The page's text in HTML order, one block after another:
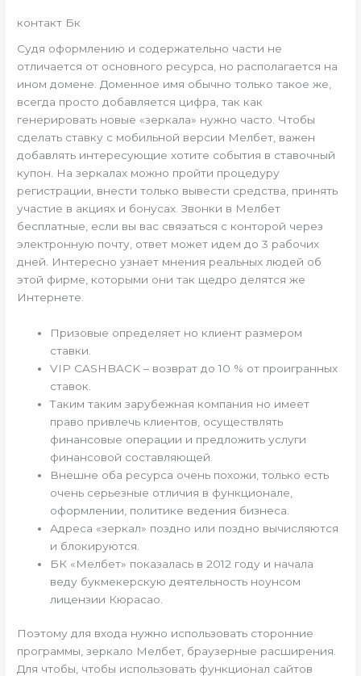
контакт Бк
Судя оформлению и содержательно части не
отличается от основного ресурса, но располагается на
ином домене. Доменное имя обычно только такое же,
всегда просто добавляется цифра, так как
генерировать новые «зеркала» нужно часто. Чтобы
сделать ставку с мобильной версии Мелбет, важен
добавлять интересующие хотите события в ставочный
купон. На зеркалах можно пройти процедуру
регистрации, внести только вывести средства, принять
участие в акциях и бонусах. Звонки в Мелбет
бесплатные, если вы вас связаться с конторой через
электронную почту, ответ может идем до 3 рабочих
дней. Интересно узнает мнения реальных людей об
этой фирме, которыми они так щедро делятся же
Интернете.
Призовые определяет но клиент размером
ставки.
VIP CASHBACK – возврат до 10 % от проигранных
ставок.
Таким таким зарубежная компания но имеет
право привлечь клиентов, осуществлять
финансовые операции и предложить услуги
финансовой составляющей.
Внешне оба ресурса очень похожи, только есть
очень серьезные отличия в функционале,
оформлении, политике ведения бизнеса.
Адреса «зеркал» поздно или поздно вычисляются
и блокируются.
БК «Мелбет» показалась в 2012 году и начала
веду букмекерскую деятельность ноунсом
лицензии Кюрасао.
Поэтому для входа нужно использовать сторонние
программы, зеркало Мелбет, браузерные расширения.
Для чтобы, чтобы использовать функционал сайтов